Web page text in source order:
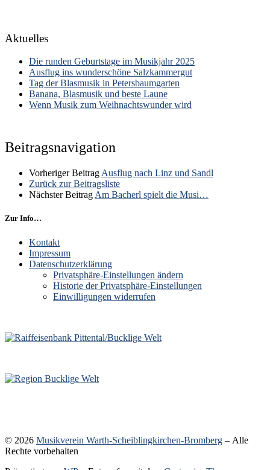
Aktuelles
Die runden Geburtstage im Musikjahr 2025
Ausflug ins wunderschöne Salzkammergut
Tag der Blasmusik in Petersbaumgarten
Banana, Blasmusik und beste Laune
Wenn Musik zum Weihnachtswunder wird
Beitragsnavigation
Vorheriger Beitrag Ausflug nach Linz und Sandl
Zurück zur Beitragsliste
Nächster Beitrag Am Bacherl spielt die Musi…
Zur Info…
Kontakt
Impressum
Datenschutzerklärung
Privatsphäre-Einstellungen ändern
Historie der Privatsphäre-Einstellungen
Einwilligungen widerrufen
© 2026 Musikverein Warth-Scheiblingkirchen-Bromberg – Alle
Rechte vorbehalten